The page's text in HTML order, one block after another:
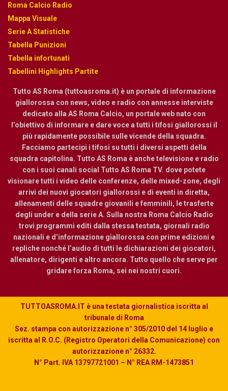
Roma Calcio Radio
Mappa Visuale
Serie A Statistiche
Tabella Punizioni
Tabella infortunati
Tabellini Highlights Partite
Tutto AS Roma (tuttoasroma.it) è un portale di informazione
giallorossa con news, video e radio con annesse interviste
dedicato alla AS Roma Calcio, un portale web nato con
l’obiettivo di informare e dare voce a tutti i tifosi giallorossi il
più rapidamente possibile sulle vicende della squadra.
Facciamo partecipi i tifosi su tutti i diversi aspetti della
squadra capitolina. Tutto AS Roma è anche televisione e radio
con i suoi canali social Tutto AS Roma TV. dove potete
visionare tutti i video delle conferenze, delle mixed-zone, degli
arrivi dei nuovi giocatori giallorossi e di eventi in diretta,
allenamenti delle squadre giovanili e femminili, le trasferte
degli under e della serie A. Sulla nostra Roma Calcio Radio
trovi programmi editi dalla stessa testata, giornali radio
nazionali e d’informazione giallorossa con prime edizioni e
repliche nonché l’audio di tutti le dichiarazioni dei giocatori,
allenatore, dirigenti e altro ancora. Tutto quello che serve per
gridare forza Roma, sei nei nostri cuori.
TUTTOASROMA.IT è una testata giornalistica iscritta al
tribunale di Roma
Sez. stampa con autorizzazione n° 305/2010 del 14 luglio e
iscritta al R.O.C. (Registro Operatori della Comunicazione) con
autorizzazione n° 26332.
N° Part. IVA 13797721001 – N° REA RM-1473851